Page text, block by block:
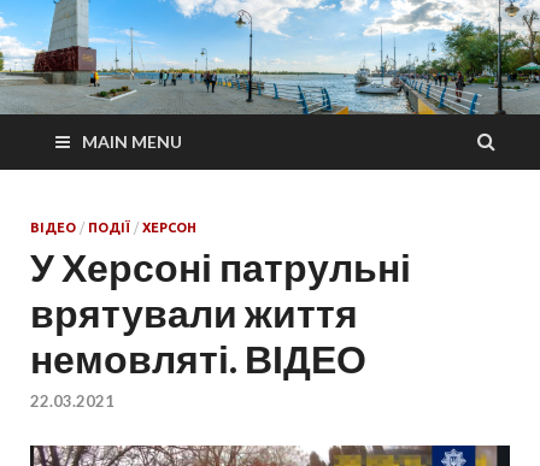
MAIN MENU
ВІДЕО / ПОДІЇ / ХЕРСОН
У Херсоні патрульні
врятували життя
немовляті. ВІДЕО
22.03.2021